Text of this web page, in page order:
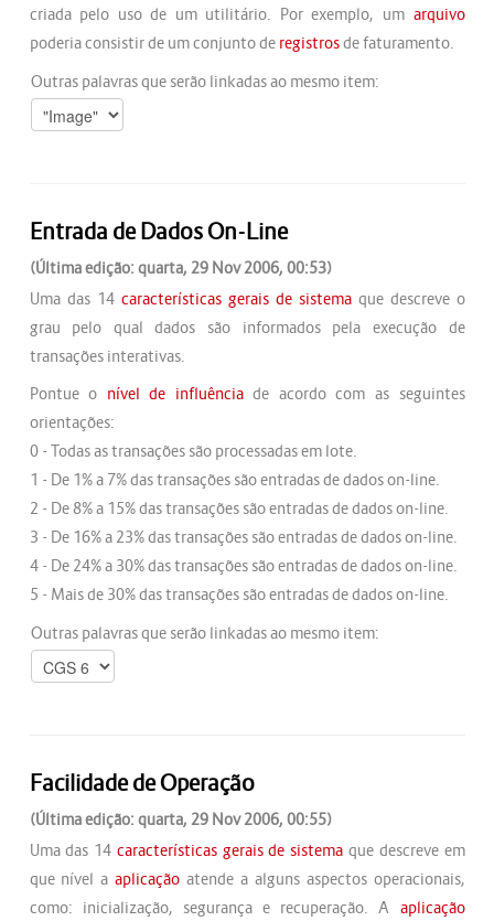
criada pelo uso de um utilitário. Por exemplo, um arquivo
poderia consistir de um conjunto de registrosde faturamento.
Outras palavras que serão linkadas ao mesmo item:
Entrada de Dados On-Line
(Última edição: quarta, 29 Nov 2006, 00:53)
Uma das 14 características gerais de sistemaque descreve o
grau pelo qual dados são informados pela execução de
transações interativas.
Pontue o nível de influênciade acordo com as seguintes
orientações:
0 - Todas as transações são processadas em lote.
1 - De 1% a 7% das transações são entradas de dados on-line.
2 - De 8% a 15% das transações são entradas de dados on-line.
3 - De 16% a 23% das transações são entradas de dados on-line.
4 - De 24% a 30% das transações são entradas de dados on-line.
5 - Mais de 30% das transações são entradas de dados on-line.
Outras palavras que serão linkadas ao mesmo item:
Facilidade de Operação
(Última edição: quarta, 29 Nov 2006, 00:55)
Uma das 14 características gerais de sistema que descreve em
que nível aaplicação atende a alguns aspectos operacionais,
como: inicialização, segurança e recuperação. A aplicação